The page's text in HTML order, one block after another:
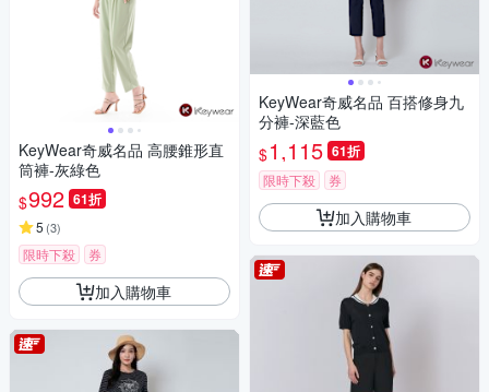
KeyWear奇威名品 高腰錐形直
筒褲-灰綠色
$992 61折
5 (3)
限時下殺 券
加入購物車
KeyWear奇威名品 百搭修身九
分褲-深藍色
$1,115 61折
限時下殺 券
加入購物車